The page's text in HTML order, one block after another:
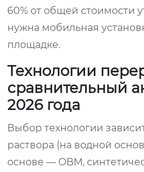
60% от общей стоимости
нужна мобильная
площадке.
Технологии
сравнительный
2026 года
Выбор технологии
раствора (на водной
основе — OBM,